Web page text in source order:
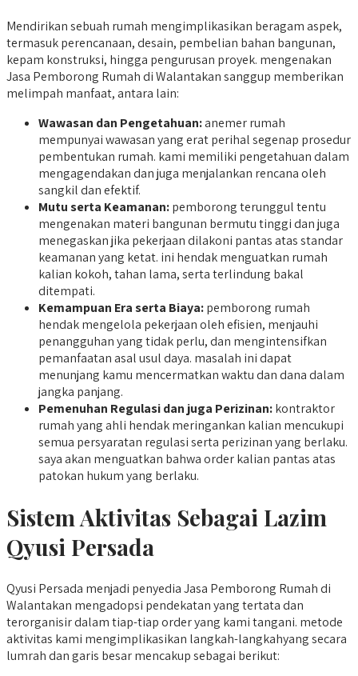
Mendirikan sebuah rumah mengimplikasikan beragam aspek,
termasuk perencanaan, desain, pembelian bahan bangunan,
kepam konstruksi, hingga pengurusan proyek. mengenakan
Jasa Pemborong Rumah di Walantakan sanggup memberikan
melimpah manfaat, antara lain:
Wawasan dan Pengetahuan:anemer rumah
mempunyai wawasan yang erat perihal segenap prosedur
pembentukan rumah. kami memiliki pengetahuan dalam
mengagendakan dan juga menjalankan rencana oleh
sangkil dan efektif.
Mutu serta Keamanan:pemborong terunggul tentu
mengenakan materi bangunan bermutu tinggi dan juga
menegaskan jika pekerjaan dilakoni pantas atas standar
keamanan yang ketat. ini hendak menguatkan rumah
kalian kokoh, tahan lama, serta terlindung bakal
ditempati.
Kemampuan Era serta Biaya:pemborong rumah
hendak mengelola pekerjaan oleh efisien, menjauhi
penangguhan yang tidak perlu, dan mengintensifkan
pemanfaatan asal usul daya. masalah ini dapat
menunjang kamu mencermatkan waktu dan dana dalam
jangka panjang.
Pemenuhan Regulasi dan juga Perizinan:kontraktor
rumah yang ahli hendak meringankan kalian mencukupi
semua persyaratan regulasi serta perizinan yang berlaku.
saya akan menguatkan bahwa order kalian pantas atas
patokan hukum yang berlaku.
Sistem Aktivitas Sebagai Lazim
Qyusi Persada
Qyusi Persada menjadi penyedia Jasa Pemborong Rumah di
Walantakan mengadopsi pendekatan yang tertata dan
terorganisir dalam tiap-tiap order yang kami tangani. metode
aktivitas kami mengimplikasikan langkah-langkahyang secara
lumrah dan garis besar mencakup sebagai berikut: